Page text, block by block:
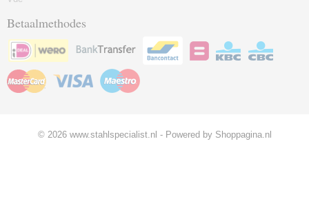
Betaalmethodes
© 2026 www.stahlspecialist.nl - Powered by Shoppagina.nl